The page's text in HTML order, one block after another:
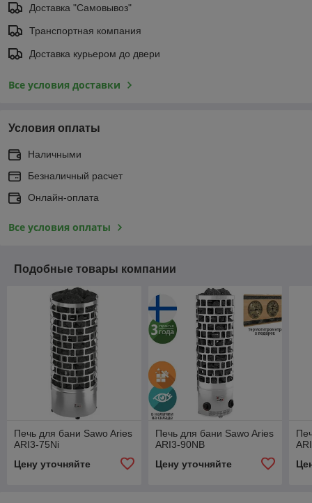
Доставка "Самовывоз"
Транспортная компания
Доставка курьером до двери
Все условия доставки
Условия оплаты
Наличными
Безналичный расчет
Онлайн-оплата
Все условия оплаты
Подобные товары компании
Печь для бани Sawo Aries
ARI3-75Ni
Цену уточняйте
Печь для бани Sawo Aries
ARI3-90NB
Цену уточняйте